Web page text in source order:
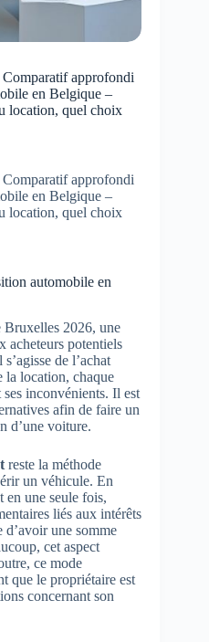
approfondi
en Belgique –
location, quel choix
approfondi
en Belgique –
location, quel choix
automobile en
Bruxelles 2026, une
acheteurs potentiels
de l’achat
la location, chaque
ses inconvénients. Il est
afin de faire un
d’une voiture.
reste la méthode
un véhicule. En
en une seule fois,
liés aux intérêts
d’avoir une somme
cet aspect
ce mode
que le propriétaire est
concernant son